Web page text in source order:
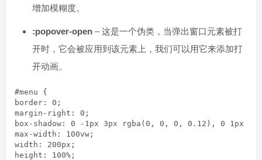
增加模糊度。
:popover-open – 这是一个伪类，当弹出窗口元素被打
开时，它会被应用到该元素上，我们可以用它来添加打
开动画。
#menu {
border: 0;
margin-right: 0;
box-shadow: 0 -1px 3px rgba(0, 0, 0, 0.12), 0 1px
max-width: 100vw;
width: 200px;
height: 100%;